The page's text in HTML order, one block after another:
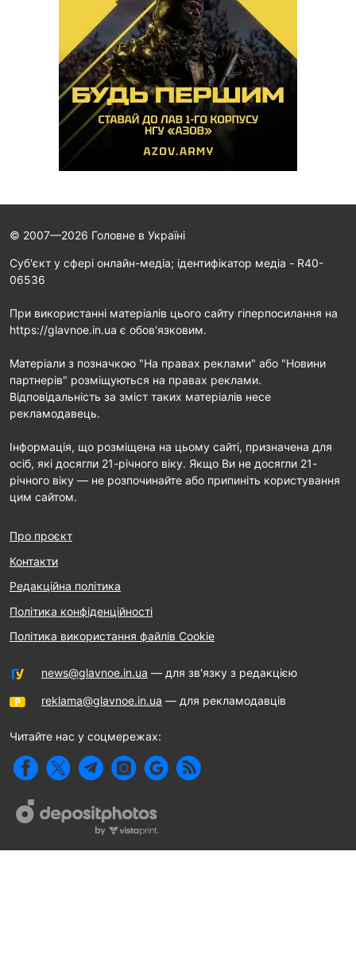
© 2007—2026 Головне в Україні
Cуб'єкт у сфері онлайн-медіа; ідентифікатор медіа - R40-
06536
При використанні матеріалів цього сайту гіперпосилання на
https://glavnoe.in.ua є обов'язковим.
Матеріали з позначкою "На правах реклами" або "Новини
партнерів" розміщуються на правах реклами.
Відповідальність за зміст таких матеріалів несе
рекламодавець.
Інформація, що розміщена на цьому сайті, призначена для
осіб, які досягли 21-річного віку. Якщо Ви не досягли 21-
річного віку — не розпочинайте або припиніть користування
цим сайтом.
Про проєкт
Контакти
Редакційна політика
Політика конфіденційності
Політика використання файлів Cookie
news@glavnoe.in.ua — для зв'язку з редакцією
reklama@glavnoe.in.ua — для рекламодавців
Читайте нас у соцмережах: